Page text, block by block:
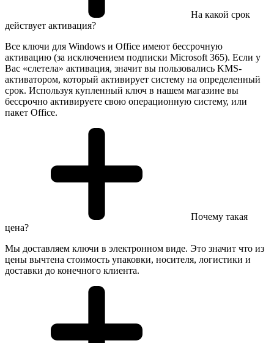
На какой срок
действует активация?
Все ключи для Windows и Office имеют бессрочную
активацию (за исключением подписки Microsoft 365). Если у
Вас «слетела» активация, значит вы пользовались KMS-
активатором, который активирует систему на определенный
срок. Используя купленный ключ в нашем магазине вы
бессрочно активируете свою операционную систему, или
пакет Office.
Почему такая
цена?
Мы доставляем ключи в электронном виде. Это значит что из
цены вычтена стоимость упаковки, носителя, логистики и
доставки до конечного клиента.